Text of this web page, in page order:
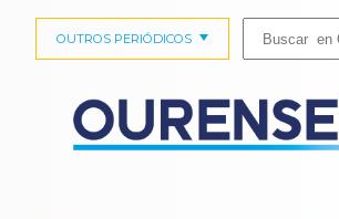
OUTROS PERIÓDICOS